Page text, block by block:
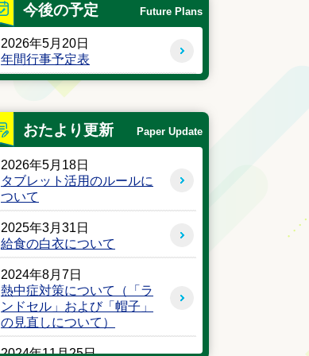
今後の予定 Future Plans
2026年5月20日
年間行事予定表
おたより更新 Paper Update
2026年5月18日
タブレット活用のルールに
ついて
2025年3月31日
給食の白衣について
2024年8月7日
熱中症対策について（「ラ
ンドセル」および「帽子」
の見直しについて）
2024年11月25日